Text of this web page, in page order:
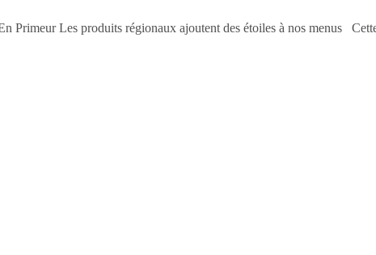
Primeur Les produits régionaux ajoutent des étoiles à nos menus